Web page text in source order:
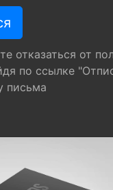
отказаться от
по ссылке
письма